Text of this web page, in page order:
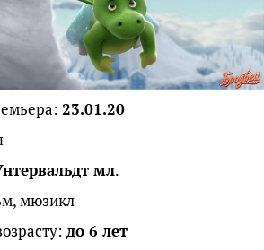
23.01.20
мл.
мюзикл
до 6 лет